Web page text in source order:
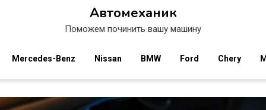
Автомеханик
Поможем починить вашу машину
Mercedes-Benz Nissan BMW Ford Chery